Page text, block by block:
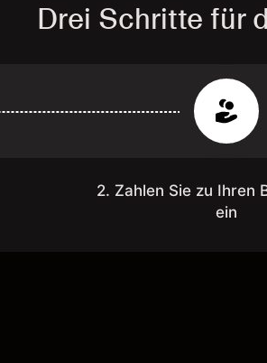
Drei Schritte für
2. Zahlen Sie zu Ihren
ein